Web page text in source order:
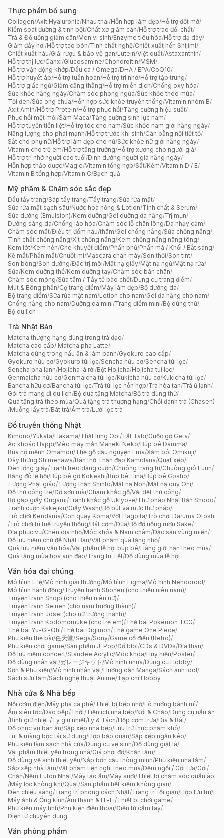
Thực phẩm bổ sung
Collagen/Axit Hyaluronic/Nhau thai/Hỗn hợp làm đẹp/Hỗ trợ đốt mỡ/
Kiểm soát đường & tinh bột/Chất xơ giảm cân/Hỗ trợ trao đổi chất/
Trà & Đồ uống giảm cân/Men vi sinh/Enzyme tiêu hóa/Hỗ trợ dạ dày/
Giảm đầy hơi/Hỗ trợ táo bón/Tinh chất nghệ/Chiết xuất hến Shijimi/
Chiết xuất hàu/Giải rượu & bảo vệ gan/Lutein/Việt quất/Astaxanthin/
Hỗ trợ thị lực/Canxi/Glucosamine/Chondroitin/MSM/
Hỗ trợ vận động khớp/Dầu cá / Omega/DHA / EPA/CoQ10/
Hỗ trợ huyết áp/Hỗ trợ tuần hoàn/Hỗ trợ trí nhớ/Hỗ trợ tập trung/
Hỗ trợ giấc ngủ/Giảm căng thẳng/Hỗ trợ miễn dịch/Chống oxy hóa/
Sức khỏe hằng ngày/Chăm sóc phòng ngừa/Sức khỏe theo mùa/
Tỏi đen/Sữa ong chúa/Hỗn hợp sức khỏe truyền thống/Vitamin nhóm B/
Axit Amin/Hỗ trợ Protein/Hỗ trợ phục hồi/Tăng cường hiệu suất/
Phục hồi mệt mỏi/Sâm Maca/Tăng cường sinh lực nam/
Hỗ trợ tuyến tiền liệt/Hỗ trợ tóc cho nam/Sức khỏe nam giới hằng ngày/
Năng lượng cho phái mạnh/Hỗ trợ trước khi sinh/Cân bằng nội tiết tố/
Sắt cho phụ nữ/Hỗ trợ làm đẹp cho nữ/Sức khỏe nữ giới hằng ngày/
Vitamin cho trẻ em/Hỗ trợ tăng trưởng/Hỗ trợ xương cho người già/
Hỗ trợ trí nhớ người cao tuổi/Dinh dưỡng người già hằng ngày/
Hỗn hợp thảo dược/Magie/Vitamin tổng hợp/Sắt/Kẽm/Vitamin D / E/
Vitamin B tổng hợp/Vitamin C/Bạch quả
Mỹ phẩm & Chăm sóc sắc đẹp
Dầu tẩy trang/Sáp tẩy trang/Tẩy trang/Sữa rửa mặt/
Sữa rửa mặt sạch sâu/Nước hoa hồng & Lotion/Tinh chất & Serum/
Sữa dưỡng (Emulsion)/Kem dưỡng/Gel dưỡng đa năng/Trị mụn/
Dưỡng sáng da/Chống lão hóa/Chăm sóc lỗ chân lông/Da nhạy cảm/
Chăm sóc mắt/Điều trị đốm nâu/thâm/Gel chống nắng/Sữa chống nắng/
Tinh chất chống nắng/Xịt chống nắng/Kem chống nắng nâng tông/
Kem lót/Kem nền/Che khuyết điểm/Phấn phủ/Phấn má / Khối / Bắt sáng/
Kẻ mắt/Phấn mắt/Chuốt mi/Mascara chân mày/Son thỏi/Son tint/
Son bóng/Son dưỡng/Đặc trị môi/Mặt nạ giấy/Mặt nạ ngủ/Mặt nạ rửa/
Sữa/Kem dưỡng thể/Kem dưỡng tay/Chăm sóc bàn chân/
Chăm sóc móng/Sữa tắm / Tẩy tế bào chết/Dụng cụ trang điểm/
Mút & Bông phấn/Cọ trang điểm/Máy làm đẹp/Bộ dưỡng da/
Bộ trang điểm/Sữa rửa mặt nam/Lotion cho nam/Gel đa năng cho nam/
Chống nắng cho nam/Dưỡng da mini/Trang điểm mini/Bộ dùng thử/
Bộ du lịch
Trà Nhật Bản
Matcha thượng hạng dùng trong trà đạo/
Matcha cao cấp/ Matcha pha Latte/
Matcha dùng trong nấu ăn & làm bánh/Gyokuro cao cấp/
Gyokuro hữu cơ/Gyokuro túi lọc/Sencha hữu cơ/Sencha túi lọc/
Sencha pha lạnh/Hojicha lá rời/Bột Hojicha/Hojicha túi lọc/
Genmaicha hữu cơ/Genmaicha túi lọc/Kukicha hữu cơ/Kukicha túi lọc/
Bancha hữu cơ/Bancha túi lọc/Trà túi lọc hỗn hợp/Trà hòa tan/Trà ủ lạnh/
Gói trà mang đi du lịch/Bộ quà tặng Matcha/Bộ trà dùng thử/
Quà tặng trà theo mùa/Quà tặng trà thượng hạng/Chổi đánh trà (Chasen)
/Muỗng lấy trà/Bát trà/Ấm trà/Lưới lọc trà
Đồ truyền thống Nhật
Kimono/Yukata/Hakama/Thắt lưng Obi/Tất Tabi/Guốc gỗ Geta/
Áo khoác Happi/Mèo may mắn Maneki Neko/Búp bê Daruma/
Bùa hộ mệnh Omamori/Thẻ gỗ cầu nguyện Ema/Xăm bói Omikuji/
Dây thừng Shimenawa/Bàn thờ Thần đạo Kamidana/Quạt xếp/
Đèn lồng giấy/Tranh treo dạng cuộn/Chuông trang trí/Chuông gió Furin/
Băng đô lễ hội/Búp bê gỗ Kokeshi/Búp bê Hina/Búp bê Gosho/
Tượng Phật giáo/Tượng thần Shinto/Mặt nạ Noh/Mặt nạ quỷ Oni/
Đồ thủ công tre/Đồ sơn mài/Chạm khắc gỗ/Vải dệt thủ công/
Bộ gấp giấy Origami/Tranh khắc gỗ Ukiyo-e/Thư pháp Nhật Bản Shodō/
Tranh cuộn Kakejiku/Giấy Washi/Bộ bút và mực thư pháp/
Trò chơi Kendama/Con quay Koma/Vợt Hagoita/Trò chơi Daruma Otoshi
/Trò chơi trí tuệ truyền thống/Bát cơm/Đũa/Bộ đồ uống rượu Sake/
Đĩa phục vụ/Chén dĩa nhỏ/Móc khóa & Nam châm/Đặc sản vùng miền/
Đồ lưu niệm chủ đề Nhật Bản/Vật phẩm quà tặng nhỏ/
Quà lưu niệm văn hóa/Vật phẩm lễ hội búp bê/Hàng giới hạn theo mùa/
Quà tặng mùa hoa anh đào/Trang trí Tết/Đồ dùng mùa lễ hội
Văn hóa đại chúng
Mô hình tỉ lệ/Mô hình giải thưởng/Mô hình Figma/Mô hình Nendoroid/
Mô hình hành động/Truyện tranh Shonen (cho thiếu niên nam)/
Truyện tranh Shojo (cho thiếu niên nữ)/
Truyện tranh Seinen (cho nam trưởng thành)/
Truyện tranh Josei (cho nữ trưởng thành)/
Truyện tranh Kodomomuke (cho trẻ em)/Thẻ bài Pokémon TCG/
Thẻ bài Yu-Gi-Oh!/Thẻ bài Digimon/Thẻ game One Piece/
Phụ kiện thẻ bài/任天堂/Sega/Sony/Game cổ điển (Retro)/
Phụ kiện chơi game/Sản phẩm J-Pop/Đồ Idol/CDs & DVDs/Đĩa than/
Đồ lưu niệm concert/Standee Acrylic/Móc khóa/Huy hiệu/Poster/
Đồ dùng nhân vật/ガレージキット /Mô hình nhựa/Dụng cụ Hobby/
Sơn & Phụ kiện/Mô hình nhân vật/Hướng dẫn Manga/Sách ảnh Idol/
Sách sưu tầm/Sách nghệ thuật Anime/Tạp chí Hobby
Nhà cửa & Nhà bếp
Nồi cơm điện/Máy pha cà phê/Thiết bị bếp nhỏ/Lò nướng bánh mì/
Ấm siêu tốc/Dao bếp/Thớt/Tiện ích nhà bếp/Nồi & Chảo/Dụng cụ nấu ăn
/Bình giữ nhiệt / Ly giữ nhiệt/Ly & Tách/Hộp cơm trưa/Dĩa & Bát/
Đồ phục vụ bàn ăn/Sắp xếp nhà bếp/Lưu trữ thực phẩm khô/
Túi & màng bọc tái sử dụng/Hộp bảo quản/Sắp xếp ngăn kéo/
Phụ kiện làm sạch nhà cửa/Dụng cụ vệ sinh/Đồ dùng giặt là/
Vật phẩm thiết yếu trong nhà/Giá phơi đồ/Khăn tắm/
Đồ dùng vệ sinh thiết yếu/Nắp bồn cầu thông minh/Phụ kiện nhà tắm/
Sắp xếp nhà tắm/Vật phẩm tiện nghi theo mùa/Đệm ngồi / Gối tựa/Gối/
Chăn/Nệm Futon Nhật/Máy tạo ẩm/Máy sưởi/Thiết bị chăm sóc quần áo
/Máy lọc không khí/Quạt/Sản phẩm tiết kiệm không gian/
Đèn chiếu sáng/Trang trí phong cách Nhật/Trang trí tối giản/Hộp lưu trữ/
Máy ảnh & Ống kính/Âm thanh & Hi-Fi/Thiết bị chơi game/
Phụ kiện máy tính/Phụ kiện điện thoại/Điện tử cầm tay/
Điện tử chuyên dụng
Văn phòng phẩm